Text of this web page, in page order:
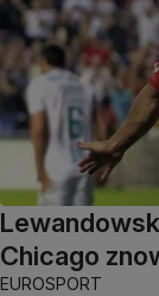
Chicago
EUROSPORT